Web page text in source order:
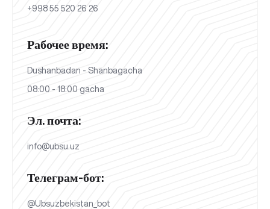
+998 55 520 26 26
Рабочее время:
Dushanbadan - Shanbagacha
08:00 - 18:00 gacha
Эл. почта:
info@ubsu.uz
Телеграм-бот:
@Ubsuzbekistan_bot